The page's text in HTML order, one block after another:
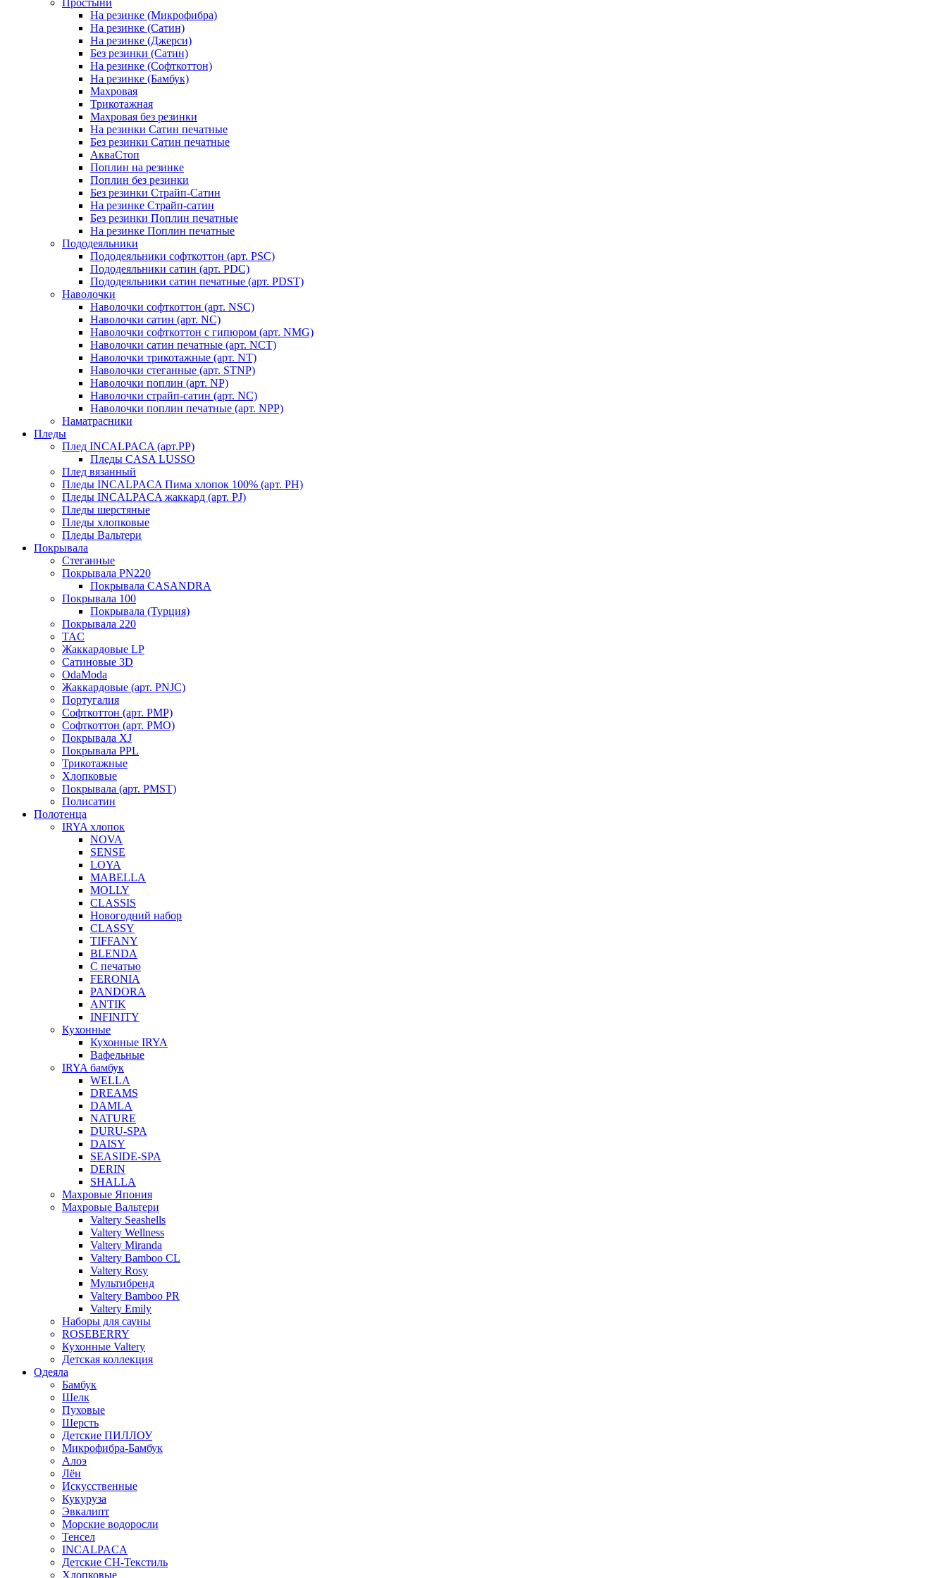
Простыни
На резинке (Микрофибра)
На резинке (Сатин)
На резинке (Джерси)
Без резинки (Сатин)
На резинке (Софткоттон)
На резинке (Бамбук)
Махровая
Трикотажная
Махровая без резинки
На резинки Сатин печатные
Без резинки Сатин печатные
АкваСтоп
Поплин на резинке
Поплин без резинки
Без резинки Страйп-Сатин
На резинке Страйп-сатин
Без резинки Поплин печатные
На резинке Поплин печатные
Пододеяльники
Пододеяльники софткоттон (арт. PSC)
Пододеяльники сатин (арт. PDC)
Пододеяльники сатин печатные (арт. PDST)
Наволочки
Наволочки софткоттон (арт. NSC)
Наволочки сатин (арт. NC)
Наволочки софткоттон с гипюром (арт. NMG)
Наволочки сатин печатные (арт. NCT)
Наволочки трикотажные (арт. NT)
Наволочки стеганные (арт. STNP)
Наволочки поплин (арт. NP)
Наволочки страйп-сатин (арт. NC)
Наволочки поплин печатные (арт. NPP)
Наматрасники
Пледы
Плед INCALPACA (арт.PP)
Пледы CASA LUSSO
Плед вязанный
Пледы INCALPACA Пима хлопок 100% (арт. PH)
Пледы INCALPACA жаккард (арт. PJ)
Пледы шерстяные
Пледы хлопковые
Пледы Вальтери
Покрывала
Стеганные
Покрывала PN220
Покрывала CASANDRA
Покрывала 100
Покрывала (Турция)
Покрывала 220
TAC
Жаккардовые LP
Сатиновые 3D
OdaModa
Жаккардовые (арт. PNJC)
Португалия
Софткоттон (арт. PMP)
Софткоттон (арт. PMO)
Покрывала XJ
Покрывала PPL
Трикотажные
Хлопковые
Покрывала (арт. PMST)
Полисатин
Полотенца
IRYA хлопок
NOVA
SENSE
LOYA
MABELLA
MOLLY
CLASSIS
Новогодний набор
CLASSY
TIFFANY
BLENDA
С печатью
FERONIA
PANDORA
ANTIK
INFINITY
Кухонные
Кухонные IRYA
Вафельные
IRYA бамбук
WELLA
DREAMS
DAMLA
NATURE
DURU-SPA
DAISY
SEASIDE-SPA
DERIN
SHALLA
Махровые Япония
Махровые Вальтери
Valtery Seashells
Valtery Wellness
Valtery Miranda
Valtery Bamboo CL
Valtery Rosy
Мультибренд
Valtery Bamboo PR
Valtery Emily
Наборы для сауны
ROSEBERRY
Кухонные Valtery
Детская коллекция
Одеяла
Бамбук
Шелк
Пуховые
Шерсть
Детские ПИЛЛОУ
Микрофибра-Бамбук
Алоэ
Лён
Искусственные
Кукуруза
Эвкалипт
Морские водоросли
Тенсел
INCALPACA
Детские СН-Текстиль
Хлопковые